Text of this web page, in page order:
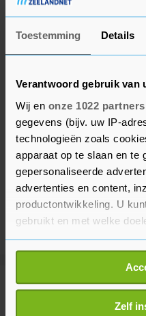
Toestemming Details
Verantwoord gebruik van
Wij en onze 1022 partners
gegevens (bijv. uw IP-
technologieën zoals
apparaat op te slaan en te
gepersonaliseerde
advertenties en content,
productontwikkeling. U
gebruikt en met welke
Als u het toestaat, willen
Informatie
locatie, die tot een
Uw apparaatZelf
Meer uit Binnenland